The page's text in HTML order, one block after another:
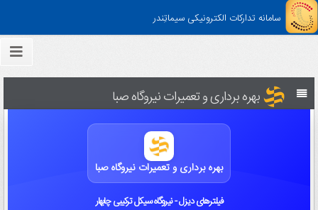
سامانه تدارکات الکترونیکی سیماتِندر
بهره برداری و تعمیرات نیروگاه صبا
بهره برداری و تعمیرات نیروگاه صبا
فیلترهای دیزل - نیروگاه سیکل ترکیبی چابهار